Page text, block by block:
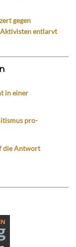
gegen
Aktivisten entlarvt
in einer
pro-
die Antwort